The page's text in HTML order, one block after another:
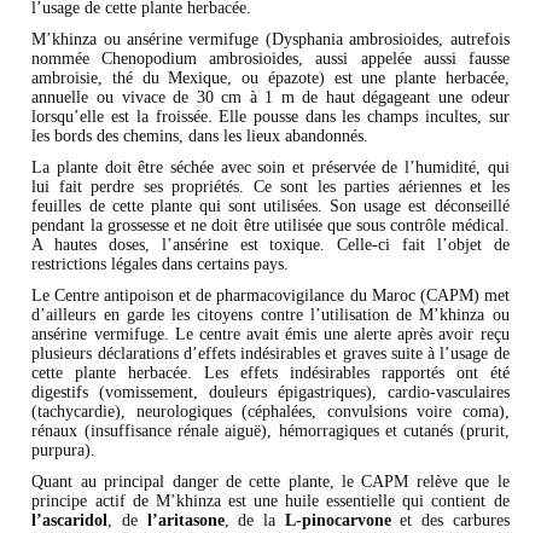
l’usage de cette plante herbacée.
M’khinza ou ansérine vermifuge (Dysphania ambrosioides, autrefois
nommée Chenopodium ambrosioides, aussi appelée aussi fausse
ambroisie, thé du Mexique, ou épazote) est une plante herbacée,
annuelle ou vivace de 30 cm à 1 m de haut dégageant une odeur
lorsqu’elle est la froissée. Elle pousse dans les champs incultes, sur
les bords des chemins, dans les lieux abandonnés.
La plante doit être séchée avec soin et préservée de l’humidité, qui
lui fait perdre ses propriétés. Ce sont les parties aériennes et les
feuilles de cette plante qui sont utilisées. Son usage est déconseillé
pendant la grossesse et ne doit être utilisée que sous contrôle médical.
A hautes doses, l’ansérine est toxique. Celle-ci fait l’objet de
restrictions légales dans certains pays.
Le Centre antipoison et de pharmacovigilance du Maroc (CAPM) met
d’ailleurs en garde les citoyens contre l’utilisation de M’khinza ou
ansérine vermifuge. Le centre avait émis une alerte après avoir reçu
plusieurs déclarations d’effets indésirables et graves suite à l’usage de
cette plante herbacée. Les effets indésirables rapportés ont été
digestifs (vomissement, douleurs épigastriques), cardio-vasculaires
(tachycardie), neurologiques (céphalées, convulsions voire coma),
rénaux (insuffisance rénale aiguë), hémorragiques et cutanés (prurit,
purpura).
Quant au principal danger de cette plante, le CAPM relève que le
principe actif de M’khinza est une huile essentielle qui contient de
l’ascaridol, de l’aritasone, de la L-pinocarvoneet des carbures